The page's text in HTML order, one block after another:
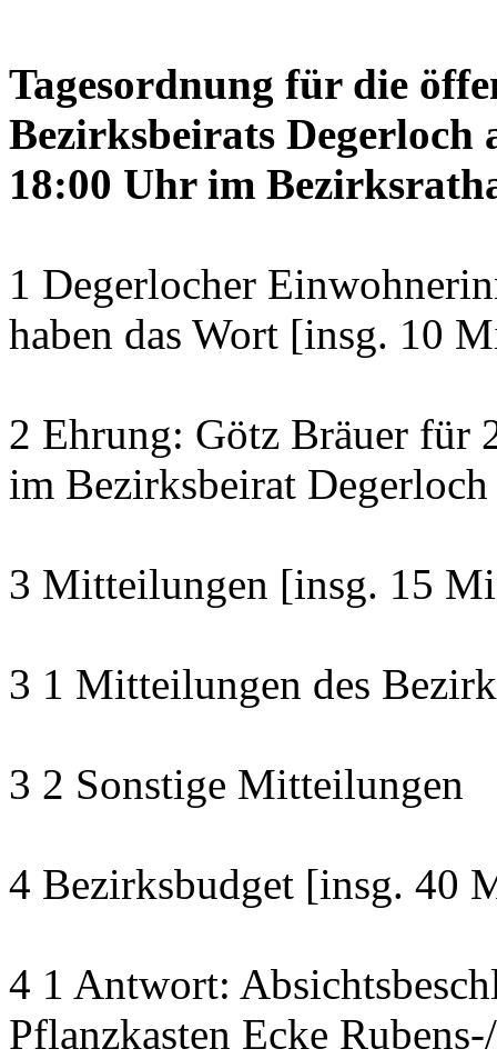
Tagesordnung für die
Bezirksbeirats Degerloch
18:00 Uhr im
1 Degerlocher
haben das Wort [insg. 10
2 Ehrung: Götz Bräuer für
im Bezirksbeirat
3 Mitteilungen [insg. 15
3 1 Mitteilungen des
3 2 Sonstige Mitteilungen
4 Bezirksbudget [insg. 40
4 1 Antwort:
Pflanzkasten Ecke